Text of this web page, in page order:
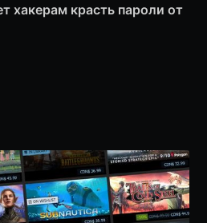
хакерам красть пароли от